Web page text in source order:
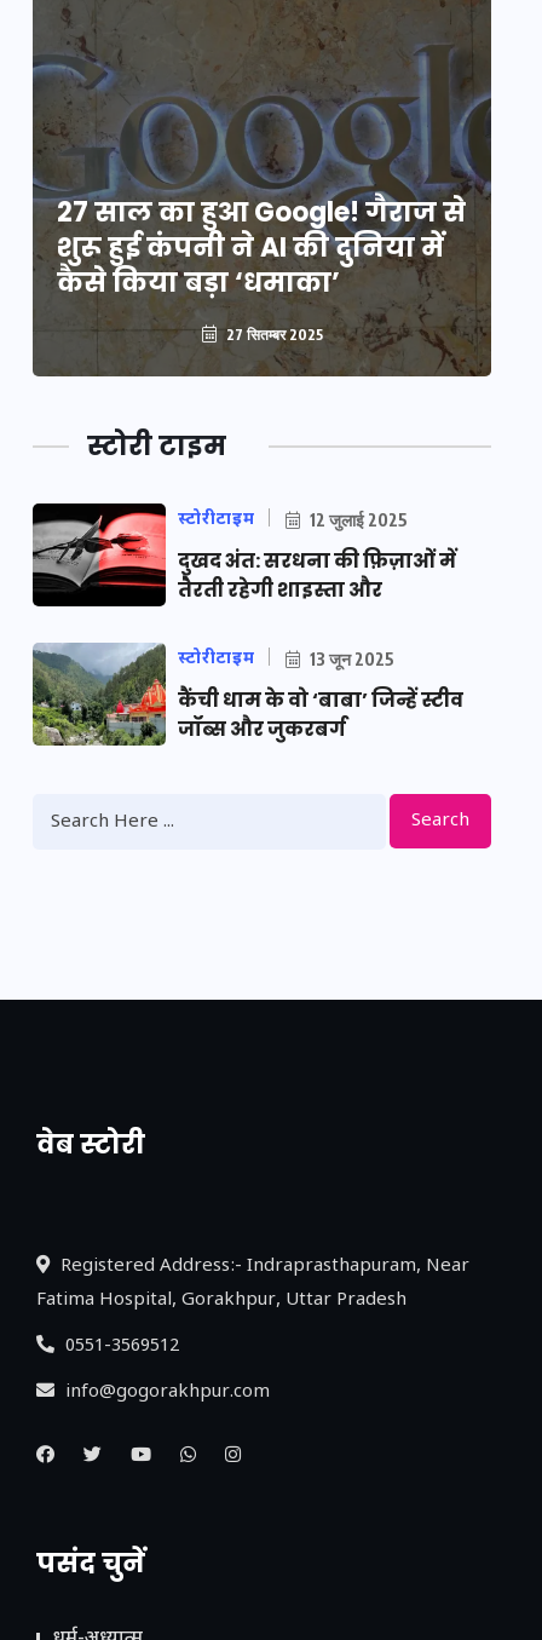
27 साल का हुआ Google! गैराज से
शुरू हुई कंपनी ने AI की दुनिया में
कैसे किया बड़ा ‘धमाका’
27 सितम्बर 2025
स्टोरी टाइम
स्टोरीटाइम 12 जुलाई 2025
दुखद अंत: सरधना की फ़िज़ाओं में
तैरती रहेगी शाइस्ता और
स्टोरीटाइम 13 जून 2025
कैंची धाम के वो ‘बाबा’ जिन्हें स्टीव
जॉब्स और जुकरबर्ग
Search
वेब स्टोरी
नया एक्सप्रेसवे: पूर्वांचल का लक, डेवलपमेंट का
Registered Address:- Indraprasthapuram, Near
Fatima Hospital, Gorakhpur, Uttar Pradesh
0551-3569512
info@gogorakhpur.com
पसंद चुनें